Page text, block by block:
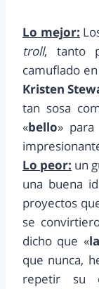
Lo mejor:
troll, tanto
camuflado
Kristen
tan sosa
«bello»
Lo peor: un
una buena
proyectos
se
dicho que «
que nunca,
repetir su